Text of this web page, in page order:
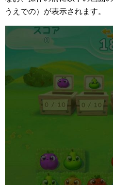
うえでの）が表示されます。